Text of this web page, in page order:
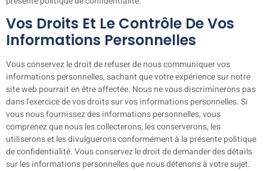
Vos Droits Et Le Contrôle De Vos
Informations Personnelles
Vous conservez le droit de refuser de nous communiquer vos
informations personnelles, sachant que votre expérience sur notre
site web pourrait en être affectée. Nous ne vous discriminerons pas
dans l'exercice de vos droits sur vos informations personnelles. Si
vous nous fournissez des informations personnelles, vous
comprenez que nous les collecterons, les conserverons, les
utiliserons et les divulguerons conformément à la présente politique
de confidentialité. Vous conservez le droit de demander des détails
sur les informations personnelles que nous détenons à votre sujet.